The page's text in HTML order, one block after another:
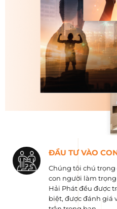
ĐẦU TƯ VÀO
Chúng tôi chú trọng
con người làm trọng
Hải Phát đều được
biệt, được đánh giá